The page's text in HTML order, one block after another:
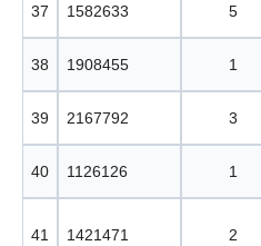
37 1582633 5
38 1908455 1
39 2167792 3
40 1126126 1
41 1421471 2